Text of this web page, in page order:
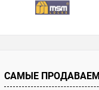
САМЫЕ